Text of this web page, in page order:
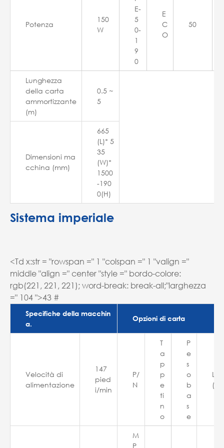
Potenza
150
W
E-
5
0-
1
9
0
E
C
O
50
Lunghezza
della carta
ammortizzante
(m)
0.5 ~
5
Dimensioni ma
cchina (mm)
665
(L)* 5
35
(W)*
1500
-190
0(H)
Sistema imperiale
<Td x:str = "rowspan =" 1 "colspan =" 1 "valign ="
middle "align =" center "style =" bordo-colore:
rgb(221, 221, 221); word-break: break-all;"larghezza
=" 104 ">43 #
Specifiche della macchin
a.
Opzioni di carta
Velocità di
alimentazione
147
pied
i/min
P/
N
T
a
p
p
e
ti
n
o
P
e
s
o
b
a
s
e
M
P